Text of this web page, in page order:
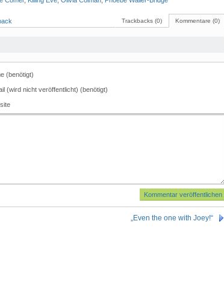
Kommentare (0)
Trackbacks (0)
(benötigt)
(wird nicht veröffentlicht) (benötigt)
„Even the one with Joey!“